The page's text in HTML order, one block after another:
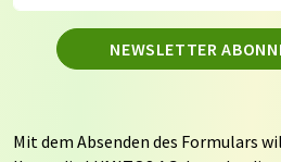
NEWSLETTER
Mit dem Absenden des Formulars